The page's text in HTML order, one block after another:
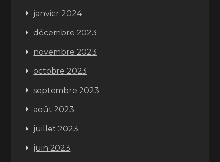
janvier 2024
décembre 2023
novembre 2023
octobre 2023
septembre 2023
août 2023
juillet 2023
juin 2023